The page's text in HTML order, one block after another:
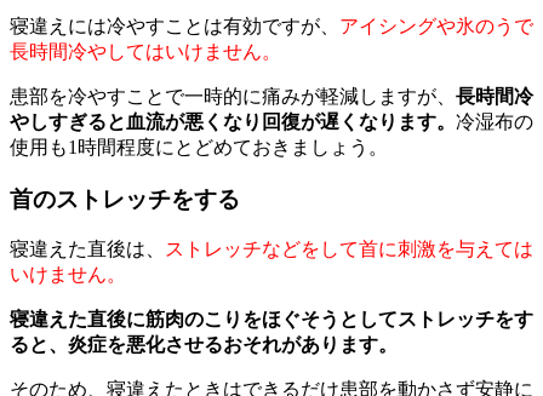
寝違えには冷やすことは有効ですが、 アイシングや氷のうで
長時間冷やしてはいけません。
患部を冷やすことで一時的に痛みが軽減しますが、 長時間冷
やしすぎると血流が悪くなり回復が遅くなります。 冷湿布の
使用も1時間程度にとどめておきましょう。
首のストレッチをする
寝違えた直後は、
ストレッチなどをして首に刺激を与えては
いけません。
寝違えた直後に筋肉のこりをほぐそうとしてストレッチをす
ると、炎症を悪化させるおそれがあります。
そのため、寝違えたときはできるだけ患部を動かさず安静に